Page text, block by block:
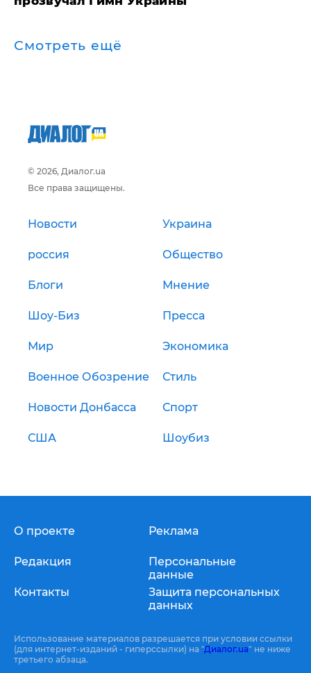
Смотреть ещё
© 2026, Диалог.ua
Все права защищены.
Новости Украина
россия Общество
Блоги Мнение
Шоу-Биз Пресса
Мир Экономика
Военное Обозрение Стиль
Новости Донбасса Спорт
США Шоубиз
О проекте
Редакция
Контакты
Реклама
Персональные
данные
Защита персональных
данных
Использование материалов разрешается при условии ссылки
(для интернет-изданий - гиперссылки) на "Диалог.ua" не ниже
третьего абзаца.